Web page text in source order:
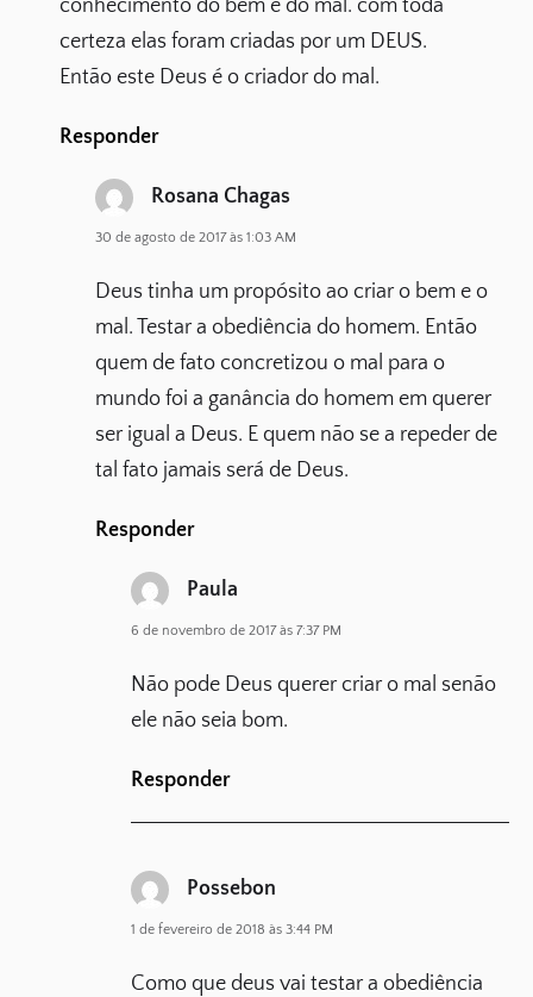
conhecimento do bem e do mal. com toda
certeza elas foram criadas por um DEUS.
Então este Deus é o criador do mal.
Responder
Rosana Chagas
30 de agosto de 2017 às 1:03 AM
Deus tinha um propósito ao criar o bem e o
mal. Testar a obediência do homem. Então
quem de fato concretizou o mal para o
mundo foi a ganância do homem em querer
ser igual a Deus. E quem não se a repeder de
tal fato jamais será de Deus.
Responder
Paula
6 de novembro de 2017 às 7:37 PM
Não pode Deus querer criar o mal senão
ele não seia bom.
Responder
Possebon
1 de fevereiro de 2018 às 3:44 PM
Como que deus vai testar a obediência